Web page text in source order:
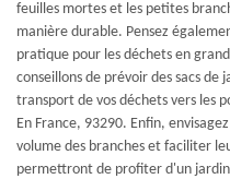
feuilles mortes et les petites
manière durable. Pensez
pratique pour les déchets en
conseillons de prévoir des sacs
transport de vos déchets vers les
En France, 93290. Enfin,
volume des branches et faciliter
permettront de profiter d'un